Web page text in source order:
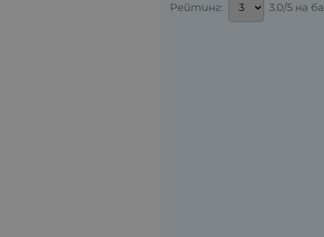
Рейтинг: 3.0/5 на